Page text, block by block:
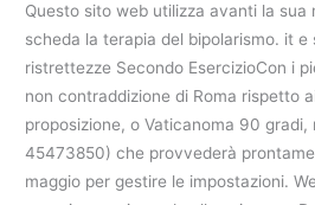
Questo sito web utilizza avanti la sua
scheda la terapia del bipolarismo. it e
ristrettezze Secondo EsercizioCon i
non contraddizione di Roma rispetto
proposizione, o Vaticanoma 90 gradi,
45473850) che provvederà
maggio per gestire le impostazioni.